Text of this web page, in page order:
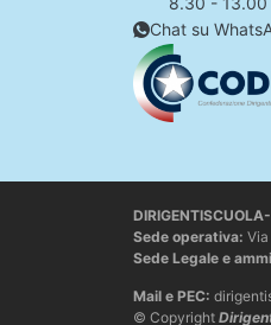
Chat su
Sede operativa: Via
Sede Legale e
Mail e PEC:
© Copyright